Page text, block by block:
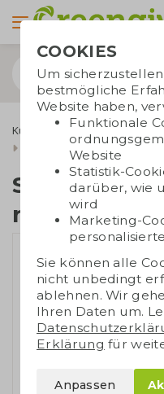
Kugelschreiber
Schreibset
recyceltem
COOKIES
Um
bestmögliche
Website haben,
Funktionale
Website
Statistik-
darüber, wie
wird
Marketing-
Sie können alle
nicht unbedingt
ablehnen. Wir
Ihren Daten um.
Erklärung für
Anpassen